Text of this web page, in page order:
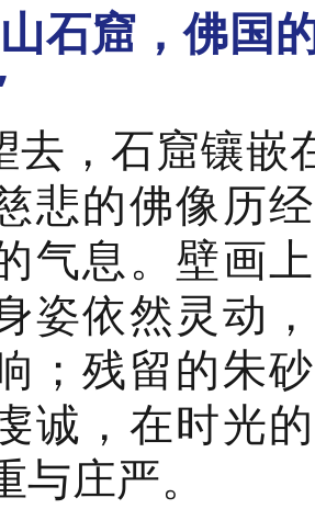
石窟，佛国
去，石窟镶嵌
悲的佛像历
气息。壁画
姿依然灵动
；残留的朱
诚，在时光
庄严。